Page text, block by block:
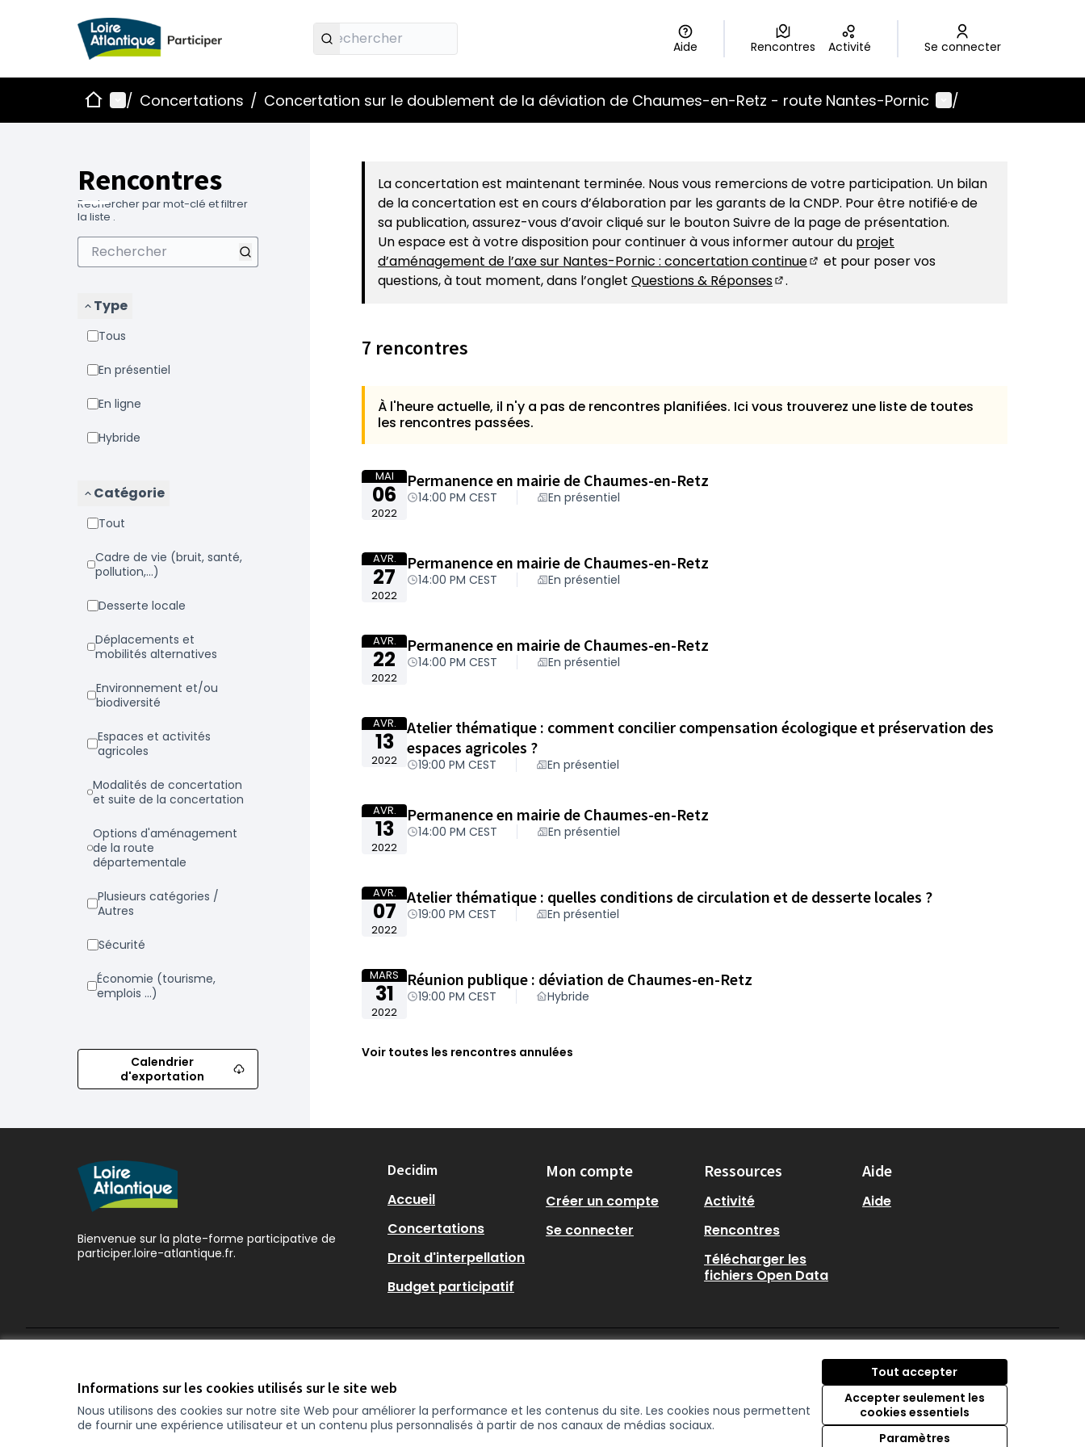
Informations sur les cookies utilisés sur le site web
Nous utilisons des cookies sur notre site Web pour améliorer la performance et les contenus du site. Les cookies nous permettent
de fournir une expérience utilisateur et un contenu plus personnalisés à partir de nos canaux de médias sociaux.
Tout accepter
Accepter seulement les
cookies essentiels
Paramètres
Aide Rencontres Activité Se connecter
AccueilMenu principal
/ Concertations / Concertation sur le doublement de la déviation de Chaumes-en-Retz - route Nantes-Pornic Menu utilisateur
/
Rencontres
Rechercher par mot-clé et filtrer
la liste .
Type
Tous
En présentiel
En ligne
Hybride
Catégorie
Tout
Cadre de vie (bruit, santé,
pollution,...)
Desserte locale
Déplacements et
mobilités alternatives
Environnement et/ou
biodiversité
Espaces et activités
agricoles
Modalités de concertation
et suite de la concertation
Options d'aménagement
de la route
départementale
Plusieurs catégories /
Autres
Sécurité
Économie (tourisme,
emplois ...)
Calendrier
d'exportation
La concertation est maintenant terminée. Nous vous remercions de votre participation. Un bilan
de la concertation est en cours d’élaboration par les garants de la CNDP. Pour être notifié·e de
sa publication, assurez-vous d’avoir cliqué sur le bouton Suivre de la page de présentation.
Un espace est à votre disposition pour continuer à vous informer autour du projet
d’aménagement de l’axe sur Nantes-Pornic : concertation continue
(S'ouvre dans un nouvel onglet)
et pour poser vos
questions, à tout moment, dans l’onglet Questions & Réponses .
7 rencontres
À l'heure actuelle, il n'y a pas de rencontres planifiées. Ici vous trouverez une liste de toutes
les rencontres passées.
MAI
06
2022
Permanence en mairie de Chaumes-en-Retz
14:00 PM CEST En présentiel
AVR.
27
2022
Permanence en mairie de Chaumes-en-Retz
14:00 PM CEST En présentiel
AVR.
22
2022
Permanence en mairie de Chaumes-en-Retz
14:00 PM CEST En présentiel
AVR.
13
2022
Atelier thématique : comment concilier compensation écologique et préservation des
espaces agricoles ?
19:00 PM CEST En présentiel
AVR.
13
2022
Permanence en mairie de Chaumes-en-Retz
14:00 PM CEST En présentiel
AVR.
07
2022
Atelier thématique : quelles conditions de circulation et de desserte locales ?
19:00 PM CEST En présentiel
MARS
31
2022
Réunion publique : déviation de Chaumes-en-Retz
19:00 PM CEST Hybride
Voir toutes les rencontres annulées
Bienvenue sur la plate-forme participative de
participer.loire-atlantique.fr.
Decidim
Accueil
Concertations
Droit d'interpellation
Budget participatif
Mon compte
Créer un compte
Se connecter
Ressources
Activité
Rencontres
Télécharger les
fichiers Open Data
Aide
Aide
(Nouvelle fenêtre)
(Nouvelle fenêtre)
(Nouvelle fenêtre)
Licence Creative
(Nouvelle fenêtre)